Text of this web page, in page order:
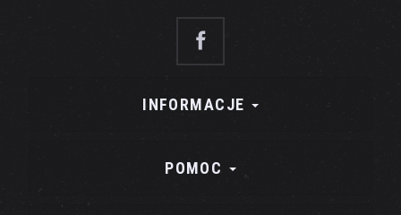
INFORMACJE
POMOC